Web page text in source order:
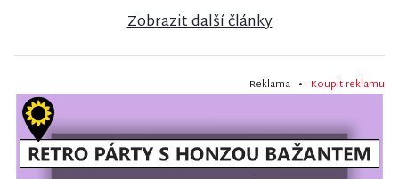
Zobrazit další články
Reklama • Koupit reklamu